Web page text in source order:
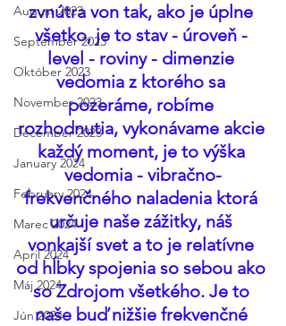
August 2023
September 2023
Október 2023
November 2023
December 2023
January 2024
February 2024
Marec 2024
April 2024
Máj 2024
Jún 2024
zvnútra von tak, ako je úplne
všetko, je to stav - úroveň -
level - roviny - dimenzie
vedomia z ktorého sa
pozeráme, robíme
rozhodnutia, vykonávame akcie
každý moment, je to výška
vedomia - vibračno-
frekvenčného naladenia ktorá
určuje naše zážitky, náš
vonkajší svet a to je relatívne
od hĺbky spojenia so sebou ako
so Zdrojom všetkého. Je to
naše buď nižšie frekvenčné